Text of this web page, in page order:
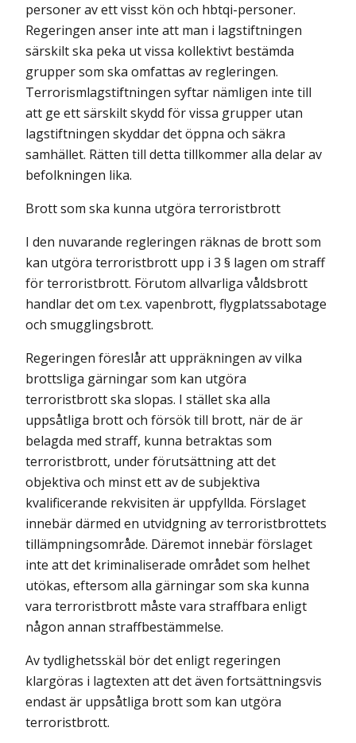
personer av ett visst kön och hbtqi-personer.
Regeringen anser inte att man i lagstiftningen
särskilt ska peka ut vissa kollektivt bestämda
grupper som ska omfattas av regleringen.
Terrorismlagstiftningen syftar nämligen inte till
att ge ett särskilt skydd för vissa grupper utan
lagstiftningen skyddar det öppna och säkra
samhället. Rätten till detta til­lkommer alla delar av
befolkningen lika.
Brott som ska kunna utgöra terroristbrott
I den nuvarande regleringen räknas de brott som
kan utgöra terroristbrott upp i 3 § lagen om straff
för terroristbrott. Förutom allvarliga våldsbrott
handlar det om t.ex. vapenbrott, flygplatssabotage
och smugglingsbrott.
Regeringen föreslår att uppräkningen av vilka
brottsliga gärningar som kan utgöra
terroristbrott ska slopas. I stället ska alla
uppsåtliga brott och försök till brott, när de är
belagda med straff, kunna betraktas som
terroristbrott, under förutsättning att det
objektiva och minst ett av de subjektiva
kvalificerande rekvisiten är uppfyllda. Förslaget
innebär därmed en utvidgning av terrorist­brottets
tillämpningsområde. Däremot innebär förslaget
inte att det krimi­naliserade området som helhet
utökas, eftersom alla gärningar som ska kunna
vara terroristbrott måste vara straffbara enligt
någon annan straff­bestämmelse.
Av tydlighetsskäl bör det enligt regeringen
klargöras i lagtexten att det även fortsättningsvis
endast är upp­såtliga brott som kan utgöra
terroristbrott.